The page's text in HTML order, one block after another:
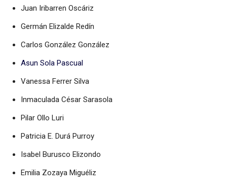
Juan Iribarren Oscáriz
Germán Elizalde Redín
Carlos González González
Asun Sola Pascual
Vanessa Ferrer Silva
Inmaculada César Sarasola
Pilar Ollo Luri
Patricia E. Durá Purroy
Isabel Burusco Elizondo
Emilia Zozaya Miguéliz